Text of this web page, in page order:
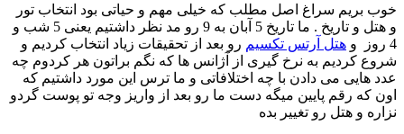
خوب بریم سراغ اصل مطلب که خیلی مهم و حیاتی بود انتخاب تور
و هتل و تاریخ . ما تاریخ 5 آبان به 9 رو مد نظر داشتیم یعنی 5 شب و
4 روز و
هتل آرتس تکسیم رو بعد از تحقیقات زیاد انتخاب کردیم و
شروع کردیم به نرخ گیری از آژانس ها که نگم براتون هر کردوم چه
عدد هایی می دادن با چه اختلافاتی و ما ترس این مورد داشتیم که
اون که رقم پایین میگه دست ما رو بعد از واریز وجه تو پوست گردو
نزاره و هتل رو تغییر بده